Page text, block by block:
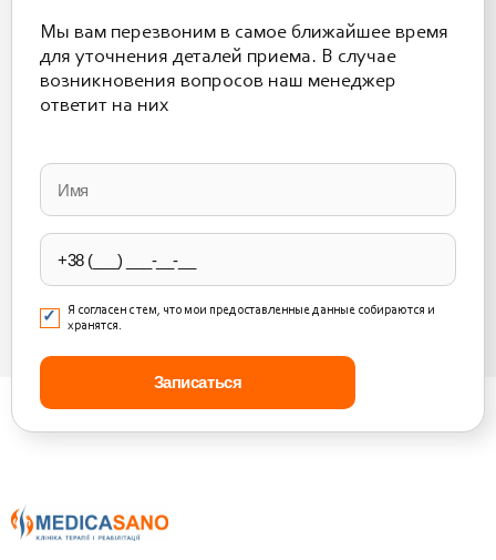
Мы вам перезвоним в самое ближайшее время
для уточнения деталей приема. В случае
возникновения вопросов наш менеджер
ответит на них
leave
this
field
empty.
Я согласен с тем, что мои предоставленные данные собираются и
хранятся.